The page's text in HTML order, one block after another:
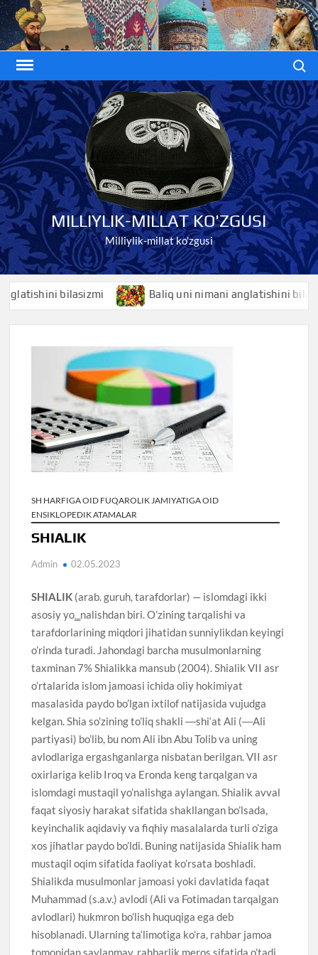
Skip
to
content
MILLIYLIK-MILLAT KO'ZGUSI
Milliylik-millat ko'zgusi
bilasizmi Baliq uni nimani anglatishini bilasizmi
SH HARFIGA OID FUQAROLIK JAMIYATIGA OID
ENSIKLOPEDIK ATAMALAR
SHIALIK
Admin 02.05.2023
SHIALIK (arab. guruh, tarafdorlar) — islomdagi ikki
asosiy yo‗nalishdan biri. O’zining tarqalishi va
tarafdorlarining miqdori jihatidan sunniylikdan keyingi
o’rinda turadi. Jahondagi barcha musulmonlarning
taxminan 7% Shialikka mansub (2004). Shialik VII asr
o’rtalarida islom jamoasi ichida oliy hokimiyat
masalasida paydo bo’lgan ixtilof natijasida vujudga
kelgan. Shia so’zining to’liq shakli ―shi‘at Ali (―Ali
partiyasi) bo’lib, bu nom Ali ibn Abu Tolib va uning
avlodlariga ergashganlarga nisbatan berilgan. VII asr
oxirlariga kelib Iroq va Eronda keng tarqalgan va
islomdagi mustaqil yo’nalishga aylangan. Shialik avval
faqat siyosiy harakat sifatida shakllangan bo’lsada,
keyinchalik aqidaviy va fiqhiy masalalarda turli o’ziga
xos jihatlar paydo bo’ldi. Buning natijasida Shialik ham
mustaqil oqim sifatida faoliyat ko’rsata boshladi.
Shialikda musulmonlar jamoasi yoki davlatida faqat
Muhammad (s.a.v.) avlodi (Ali va Fotimadan tarqalgan
avlodlari) hukmron bo’lish huquqiga ega deb
hisoblanadi. Ularning ta‘limotiga ko’ra, rahbar jamoa
tomonidan saylanmay, rahbarlik meros sifatida o’tadi.